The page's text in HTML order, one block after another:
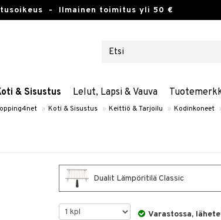
- Ilmainen toimitus yli 50 €
& Sisustus Lelut, Lapsi & Vauva
» Koti & Sisustus » Keittiö & Tarjoilu » Kodinkoneet
Dualit Lämpöritilä Classic
Varastossa,